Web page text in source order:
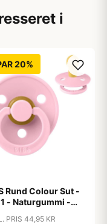
i
20%
Rund Colour Sut -
- Naturgummi -
PRIS 44,95 KR